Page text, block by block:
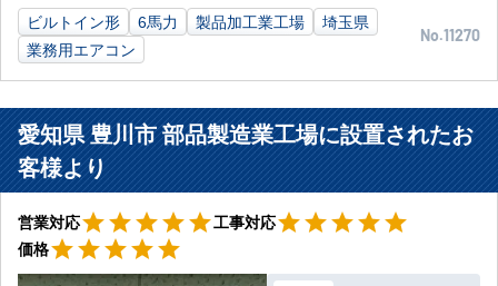
ビルトイン形 6馬力 製品加工業工場
埼玉県
業務用エアコン
No.11270
愛知県 豊川市 部品製造業工場に設置されたお
客様より
営業対応 星5
starstarstarstarstar工事対応 星5
starstarstarstarstar
価格 星5
starstarstarstarstar